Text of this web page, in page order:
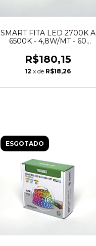
SMART FITA LED 2700K A
6500K - 4,8W/MT - 60
TASCHIBRA
R$180,15
12 x de R$18,26
ESGOTADO